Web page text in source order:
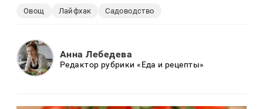
Овощ Лайфхак Садоводство
Анна Лебедева
Редактор рубрики «Еда и рецепты»